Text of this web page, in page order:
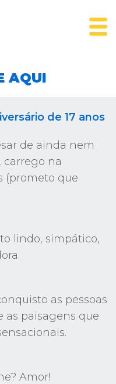
AQUI
de 17 anos
de ainda nem
na
(prometo que
lindo, simpático,
as pessoas
as paisagens que
Amor!